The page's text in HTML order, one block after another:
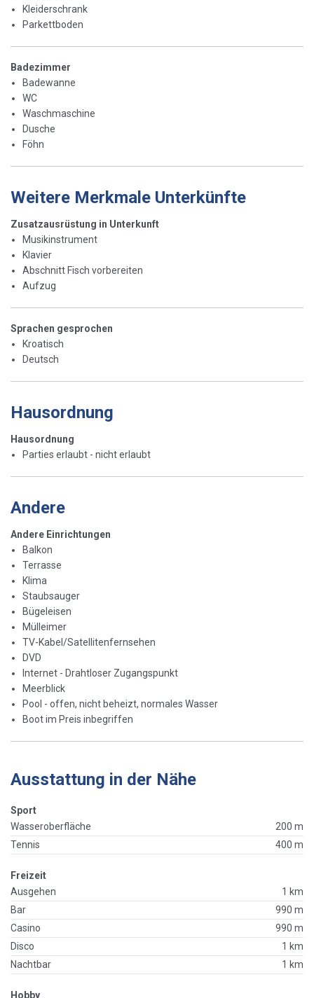
Kleiderschrank
Parkettboden
Badezimmer
Badewanne
WC
Waschmaschine
Dusche
Föhn
Weitere Merkmale Unterkünfte
Zusatzausrüstung in Unterkunft
Musikinstrument
Klavier
Abschnitt Fisch vorbereiten
Aufzug
Sprachen gesprochen
Kroatisch
Deutsch
Hausordnung
Hausordnung
Parties erlaubt - nicht erlaubt
Andere
Andere Einrichtungen
Balkon
Terrasse
Klima
Staubsauger
Bügeleisen
Mülleimer
TV-Kabel/Satellitenfernsehen
DVD
Internet - Drahtloser Zugangspunkt
Meerblick
Pool - offen, nicht beheizt, normales Wasser
Boot im Preis inbegriffen
Ausstattung in der Nähe
Sport
Wasseroberfläche
200 m
Tennis
400 m
Freizeit
Ausgehen
1 km
Bar
990 m
Casino
990 m
Disco
1 km
Nachtbar
1 km
Hobby